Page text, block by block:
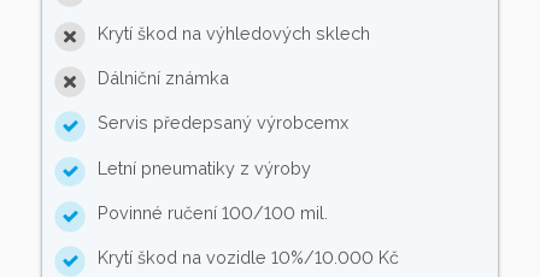
Krytí škod na výhledových sklech
Dálniční známka
Servis předepsaný výrobcemx
Letní pneumatiky z výroby
Povinné ručení 100/100 mil.
Krytí škod na vozidle 10%/10.000 Kč